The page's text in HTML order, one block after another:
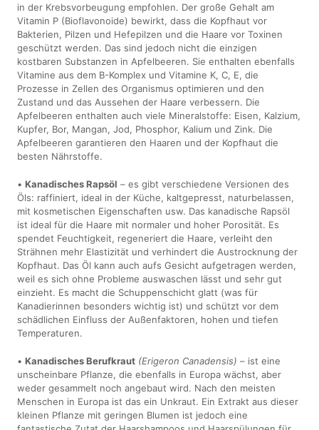
in der Krebsvorbeugung empfohlen. Der große Gehalt am
Vitamin P (Bioflavonoide) bewirkt, dass die Kopfhaut vor
Bakterien, Pilzen und Hefepilzen und die Haare vor Toxinen
geschützt werden. Das sind jedoch nicht die einzigen
kostbaren Substanzen in Apfelbeeren. Sie enthalten ebenfalls
Vitamine aus dem B-Komplex und Vitamine K, C, E, die
Prozesse in Zellen des Organismus optimieren und den
Zustand und das Aussehen der Haare verbessern. Die
Apfelbeeren enthalten auch viele Mineralstoffe: Eisen, Kalzium,
Kupfer, Bor, Mangan, Jod, Phosphor, Kalium und Zink. Die
Apfelbeeren garantieren den Haaren und der Kopfhaut die
besten Nährstoffe.
•Kanadisches Rapsöl – es gibt verschiedene Versionen des
Öls: raffiniert, ideal in der Küche, kaltgepresst, naturbelassen,
mit kosmetischen Eigenschaften usw. Das kanadische Rapsöl
ist ideal für die Haare mit normaler und hoher Porosität. Es
spendet Feuchtigkeit, regeneriert die Haare, verleiht den
Strähnen mehr Elastizität und verhindert die Austrocknung der
Kopfhaut. Das Öl kann auch aufs Gesicht aufgetragen werden,
weil es sich ohne Probleme auswaschen lässt und sehr gut
einzieht. Es macht die Schuppenschicht glatt (was für
Kanadierinnen besonders wichtig ist) und schützt vor dem
schädlichen Einfluss der Außenfaktoren, hohen und tiefen
Temperaturen.
•Kanadisches Berufkraut (Erigeron Canadensis) – ist eine
unscheinbare Pflanze, die ebenfalls in Europa wächst, aber
weder gesammelt noch angebaut wird. Nach den meisten
Menschen in Europa ist das ein Unkraut. Ein Extrakt aus dieser
kleinen Pflanze mit geringen Blumen ist jedoch eine